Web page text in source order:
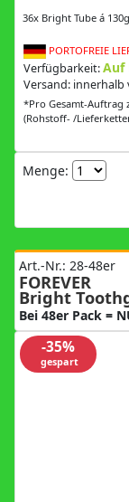
36x Bright Tube á 130g
PORTOFREIE
Verfügbarkeit:Auf
Versand: innerhalb
*Pro Gesamt-Auftrag
(Rohstoff- /
Menge:
Art.-Nr.: 28-48er
FOREVER
Bright
Bei 48er Pack =
-35%
gespart